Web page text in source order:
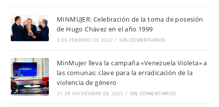
MINMUJER: Celebración de la toma de posesión
de Hugo Chávez en el año 1999
3 DE FEBRERO DE 2022 / SIN COMENTARIOS
MinMujer lleva la campaña «Venezuela Violeta» a
las comunas: clave para la erradicación de la
violencia de género
21 DE NOVIEMBRE DE 2025 / SIN COMENTARIOS